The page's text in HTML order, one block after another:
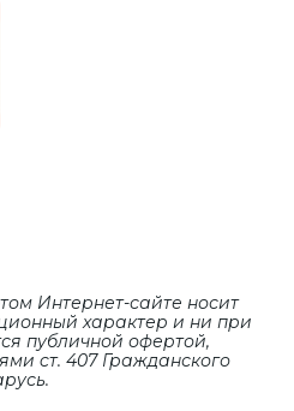
Интернет-сайте носит
характер и ни при
публичной офертой,
cт. 407 Гражданского